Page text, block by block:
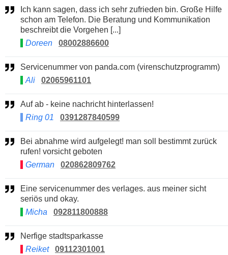
schon am Telefon. Die Beratung und Kommunikation
beschreibt die Vorgehen [...]
Doreen
08002886600
Servicenummer von panda.com (virenschutzprogramm)
Ali
02065961101
Auf ab - keine nachricht hinterlassen!
Ring 01
0391287840599
Bei abnahme wird aufgelegt! man soll bestimmt zurück
rufen! vorsicht geboten
German
020862809762
Eine servicenummer des verlages. aus meiner sicht
seriös und okay.
Micha
092811800888
Nerfige stadtsparkasse
Reiket
09112301001